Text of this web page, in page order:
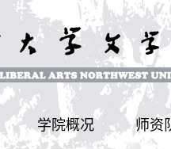
学院概况 师资